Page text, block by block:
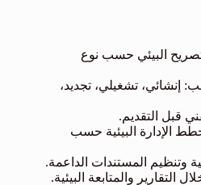
البيئي حسب نوع
إنشائي، تشغيلي، تجديد،
قبل التقديم.
الإدارة البيئية حسب
وتنظيم المستندات الداعمة.
التقارير والمتابعة البيئية.